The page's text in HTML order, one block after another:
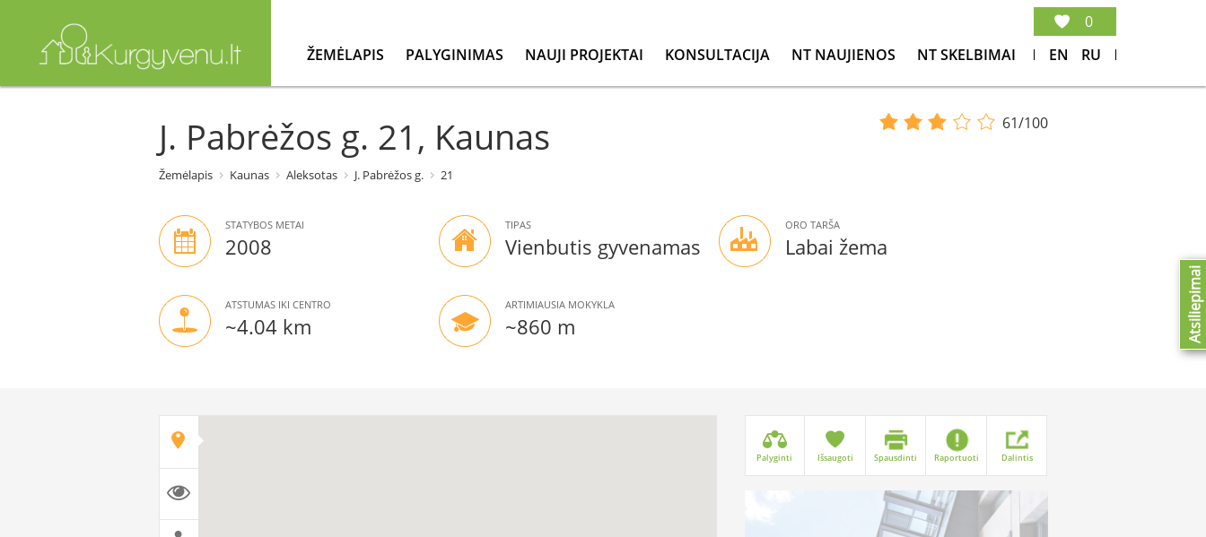
ŽEMĖLAPIS PALYGINIMAS NAUJI PROJEKTAI KONSULTACIJA NT NAUJIENOS NT SKELBIMAI EN RU
0
J. Pabrėžos g. 21, Kaunas 61/100
Žemėlapis Kaunas Aleksotas J. Pabrėžos g. 21
STATYBOS METAI
2008
TIPAS
Vienbutis gyvenamas
ORO TARŠA
Labai žema
ATSTUMAS IKI CENTRO
~4.04 km
ARTIMIAUSIA MOKYKLA
~860 m
Palyginti Išsaugoti Spausdinti Raportuoti Dalintis
Atsiliepimai